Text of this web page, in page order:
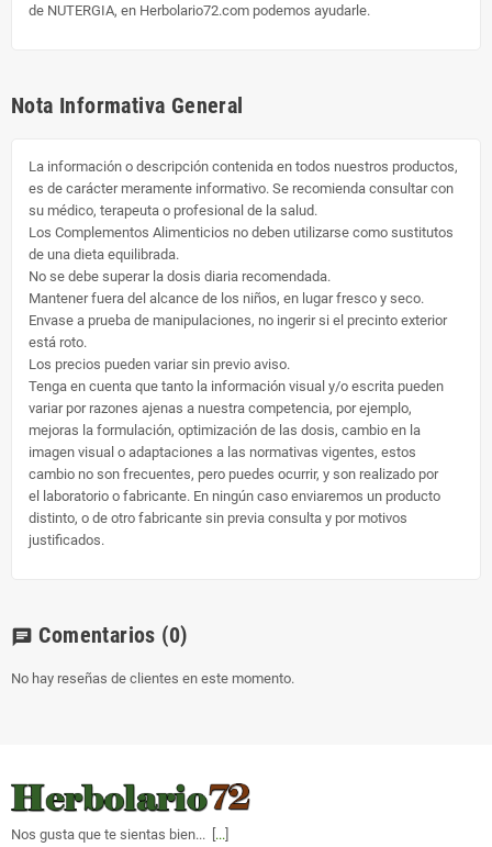
de NUTERGIA, en Herbolario72.com podemos ayudarle.
Nota Informativa General
La información o descripción contenida en todos nuestros productos,
es de carácter meramente informativo. Se recomienda consultar con
su médico, terapeuta o profesional de la salud.
Los Complementos Alimenticios no deben utilizarse como sustitutos
de una dieta equilibrada.
No se debe superar la dosis diaria recomendada.
Mantener fuera del alcance de los niños, en lugar fresco y seco.
Envase a prueba de manipulaciones, no ingerir si el precinto exterior
está roto.
Los precios pueden variar sin previo aviso.
Tenga en cuenta que tanto la información visual y/o escrita pueden
variar por razones ajenas a nuestra competencia, por ejemplo,
mejoras la formulación, optimización de las dosis, cambio en la
imagen visual o adaptaciones a las normativas vigentes, estos
cambio no son frecuentes, pero puedes ocurrir, y son realizado por
el laboratorio o fabricante. En ningún caso enviaremos un producto
distinto, o de otro fabricante sin previa consulta y por motivos
justificados.
chat Comentarios (0)
No hay reseñas de clientes en este momento.
Nos gusta que te sientas bien... [ ...